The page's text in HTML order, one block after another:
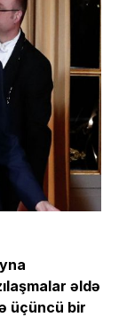
əldə
üçüncü bir